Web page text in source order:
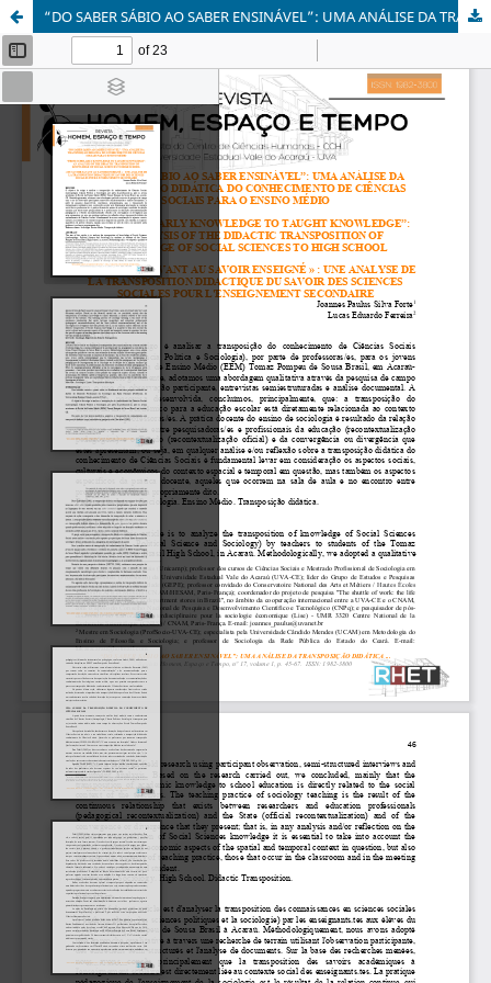
“DO SABER SÁBIO AO SABER ENSINÁVEL”: UMA ANÁLISE DA TRANSPOSIÇÃO DIDÁTICA DO CONHECIMENTO DE CIÊNCIAS SOCIAIS PARA O ENSINO MÉDIO